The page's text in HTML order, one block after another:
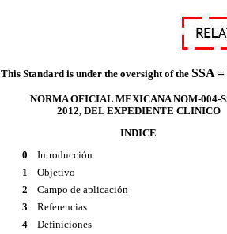
This Standard is under the oversight of the SSA =
NORMA OFICIAL MEXICANA NOM-004-
2012, DEL EXPEDIENTE CLINICO
INDICE
0Introducción
1Objetivo
2Campo de aplicación
3Referencias
4Definiciones